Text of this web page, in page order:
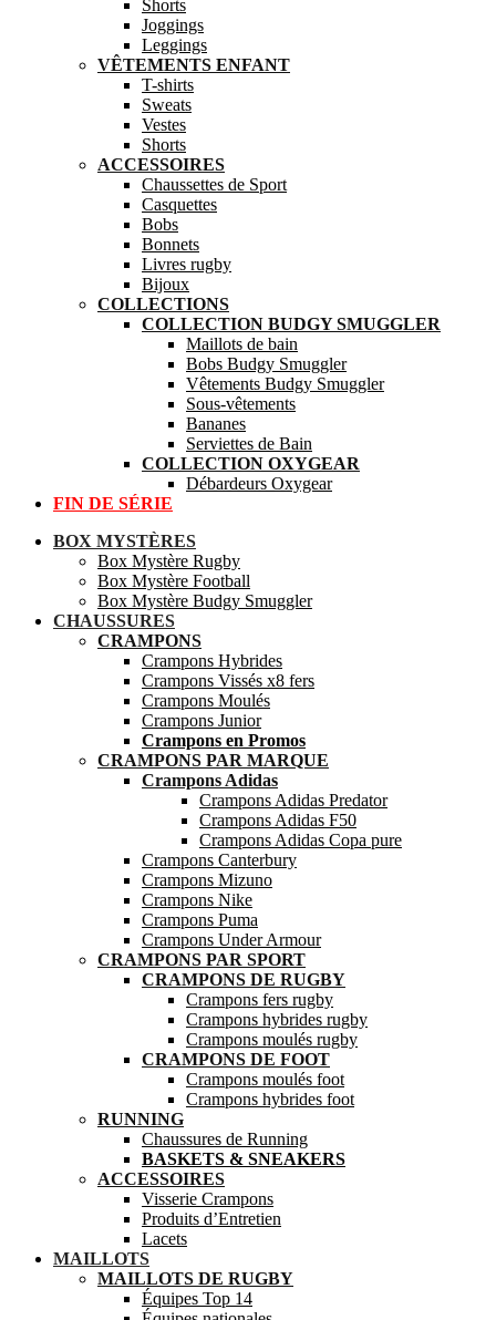
Shorts
Joggings
Leggings
VÊTEMENTS ENFANT
T-shirts
Sweats
Vestes
Shorts
ACCESSOIRES
Chaussettes de Sport
Casquettes
Bobs
Bonnets
Livres rugby
Bijoux
COLLECTIONS
COLLECTION BUDGY SMUGGLER
Maillots de bain
Bobs Budgy Smuggler
Vêtements Budgy Smuggler
Sous-vêtements
Bananes
Serviettes de Bain
COLLECTION OXYGEAR
Débardeurs Oxygear
FIN DE SÉRIE
BOX MYSTÈRES
Box Mystère Rugby
Box Mystère Football
Box Mystère Budgy Smuggler
CHAUSSURES
CRAMPONS
Crampons Hybrides
Crampons Vissés x8 fers
Crampons Moulés
Crampons Junior
Crampons en Promos
CRAMPONS PAR MARQUE
Crampons Adidas
Crampons Adidas Predator
Crampons Adidas F50
Crampons Adidas Copa pure
Crampons Canterbury
Crampons Mizuno
Crampons Nike
Crampons Puma
Crampons Under Armour
CRAMPONS PAR SPORT
CRAMPONS DE RUGBY
Crampons fers rugby
Crampons hybrides rugby
Crampons moulés rugby
CRAMPONS DE FOOT
Crampons moulés foot
Crampons hybrides foot
RUNNING
Chaussures de Running
BASKETS & SNEAKERS
ACCESSOIRES
Visserie Crampons
Produits d’Entretien
Lacets
MAILLOTS
MAILLOTS DE RUGBY
Équipes Top 14